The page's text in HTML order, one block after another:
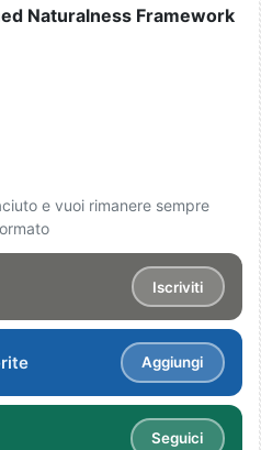
Naturalness Framework
e vuoi rimanere sempre
Iscriviti
Aggiungi
Seguici